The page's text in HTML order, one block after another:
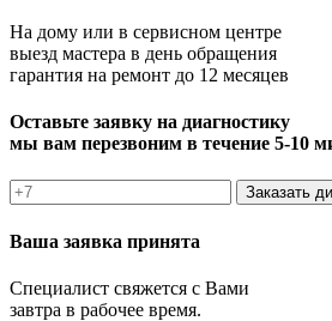
На дому или в сервисном центре
выезд мастера в день обращения
гарантия на ремонт до 12 месяцев
Оставьте заявку на диагностику
мы вам перезвоним в течение 5-10
Заказать
Ваша заявка принята
Специалист свяжется с Вами
завтра в рабочее время.